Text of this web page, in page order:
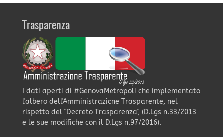
Trasparenza
I dati aperti di #GenovaMetropoli che implementato
l'albero dell'Amministrazione Trasparente, nel
rispetto del "Decreto Trasparenza", (D.Lgs n.33/2013
e le sue modifiche con il D.Lgs n.97/2016).